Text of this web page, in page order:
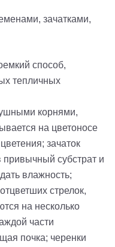
зачатками,
способ,
тепличных
корнями,
на цветоносе
зачаток
привычный субстрат и
влажность;
стрелок,
на несколько
части
почка; черенки